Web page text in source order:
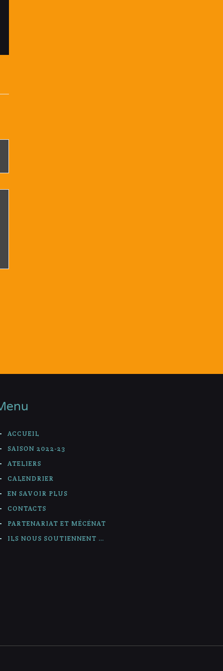
ACCUEIL
SAISON 2022-23
ATELIERS
CALENDRIER
EN SAVOIR PLUS
CONTACTS
PARTENARIAT ET MÉCÉNAT
ILS NOUS SOUTIENNENT …